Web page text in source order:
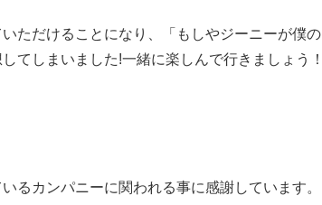
ただけることになり、「もしやジーニーが僕の
てしまいました!一緒に楽しんで行きましょう！
るカンパニーに関われる事に感謝しています。